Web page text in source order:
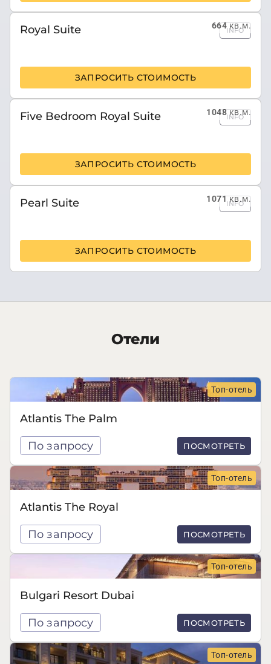
664кв.м.
Royal Suite INFO
ЗАПРОСИТЬ СТОИМОСТЬ
1048кв.м.
Five Bedroom Royal Suite INFO
ЗАПРОСИТЬ СТОИМОСТЬ
1071кв.м.
Pearl Suite INFO
ЗАПРОСИТЬ СТОИМОСТЬ
Отели
Топ-отель
Atlantis The Palm
По запросу ПОСМОТРЕТЬ
Топ-отель
Atlantis The Royal
По запросу ПОСМОТРЕТЬ
Топ-отель
Bulgari Resort Dubai
По запросу ПОСМОТРЕТЬ
Топ-отель